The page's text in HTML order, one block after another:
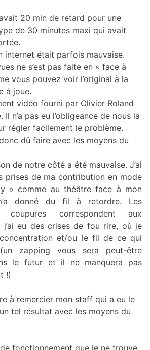
20 min de retard pour une
de 30 minutes maxi qui avait
internet était parfois mauvaise.
ne s’est pas faite en « face à
vous pouvez voir l’original à la
à joue.
vidéo fourni par Olivier Roland
n’a pas eu l’obligeance de nous la
régler facilement le problème.
dû faire avec les moyens du
de notre côté a été mauvaise. J’ai
prises de ma contribution en mode
» comme au théâtre face à mon
donné du fil à retordre. Les
coupures correspondent aux
j’ai eu des crises de fou rire, où je
et/ou le fil de ce qui
zapping vous sera peut-être
le futur et il ne manquera pas
!)
à remercier mon staff qui a eu le
tel résultat avec les moyens du